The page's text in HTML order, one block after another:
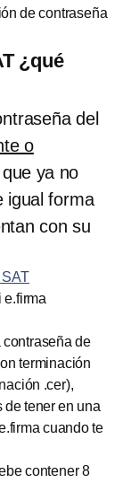
de contraseña
¿qué
del
o
ya no
igual forma
con su
e.firma
contraseña de
terminación
.cer),
de tener en una
cuando te
contener 8